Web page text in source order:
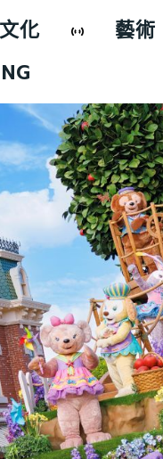
文化 藝術